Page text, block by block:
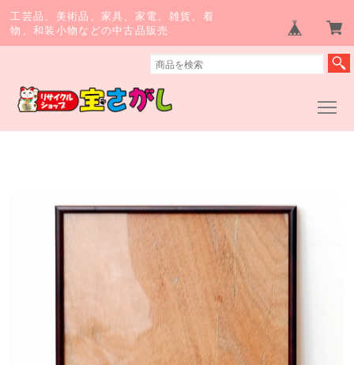
工芸品、美術品、家具、家電、雑貨、着
物、和装小物などの中古品販売